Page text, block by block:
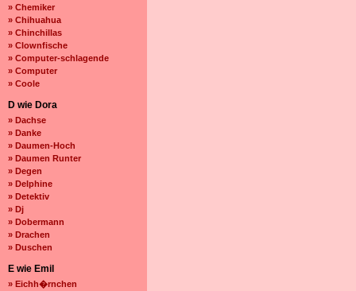
» Chemiker
» Chihuahua
» Chinchillas
» Clownfische
» Computer-schlagende
» Computer
» Coole
D wie Dora
» Dachse
» Danke
» Daumen-Hoch
» Daumen Runter
» Degen
» Delphine
» Detektiv
» Dj
» Dobermann
» Drachen
» Duschen
E wie Emil
» Eichh�rnchen